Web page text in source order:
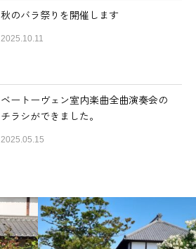
秋のバラ祭りを開催します
2025.10.11
ベートーヴェン室内楽曲全曲演奏会の
チラシができました。
2025.05.15